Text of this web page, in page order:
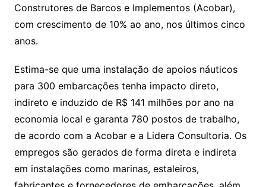
Construtores de Barcos e Implementos (Acobar),
com crescimento de 10% ao ano, nos últimos cinco
anos.
Estima-se que uma instalação de apoios náuticos
para 300 embarcações tenha impacto direto,
indireto e induzido de R$ 141 milhões por ano na
economia local e garanta 780 postos de trabalho,
de acordo com a Acobar e a Lidera Consultoria. Os
empregos são gerados de forma direta e indireta
em instalações como marinas, estaleiros,